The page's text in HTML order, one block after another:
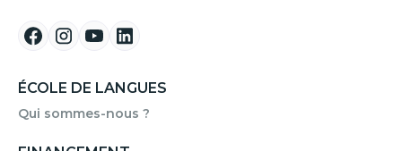
ÉCOLE DE LANGUES
Qui sommes-nous ?